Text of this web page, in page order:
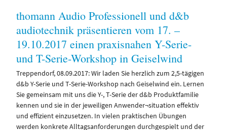
thomann Audio Professionell und d&b
audiotechnik präsentieren vom 17. –
19.10.2017 einen praxisnahen Y-Serie-
und T-Serie-Workshop in Geiselwind
Treppendorf, 08.09.2017: Wir laden Sie herzlich zum 2,5-tägigen
d&b Y-Serie und T-Serie-Workshop nach Geiselwind ein. Lernen
Sie gemeinsam mit uns die Y-, T-Serie der d&b Produktfamilie
kennen und sie in der jeweiligen Anwender¬situation effektiv
und effizient einzusetzen. In vielen praktischen Übungen
werden konkrete Alltagsanforderungen durchgespielt und der